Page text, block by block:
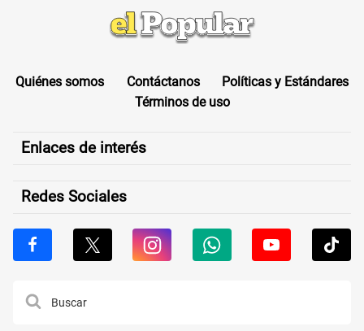
Quiénes somos Contáctanos
Políticas y Estándares
Términos de uso
Enlaces de interés
Redes Sociales